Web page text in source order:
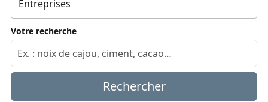
Votre recherche
Rechercher